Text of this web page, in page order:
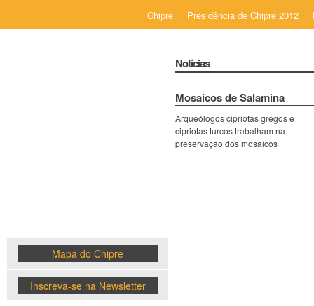
Chipre Presidência de Chipre 2012
Mapa do Chipre
Inscreva-se na Newsletter
Notícias
Mosaicos de Salamina
Arqueólogos cipriotas gregos e
cipriotas turcos trabalham na
preservação dos mosaicos